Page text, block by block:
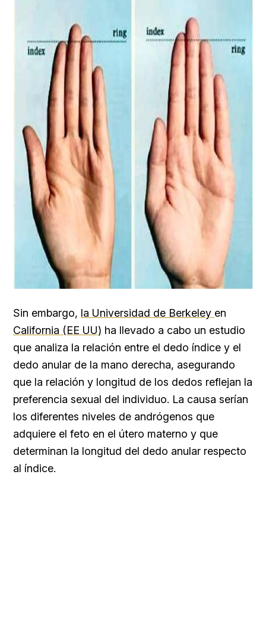
Sin embargo, la Universidad de Berkeley en
California (EE UU) ha llevado a cabo un estudio
que analiza la relación entre el dedo índice y el
dedo anular de la mano derecha, asegurando
que la relación y longitud de los dedos reflejan la
preferencia sexual del individuo. La causa serían
los diferentes niveles de andrógenos que
adquiere el feto en el útero materno y que
determinan la longitud del dedo anular respecto
al índice.